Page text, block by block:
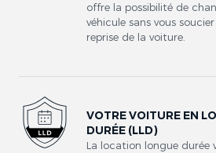
offre la possibilité de
véhicule sans vous
reprise de la voiture.
VOTRE VOITURE EN
DURÉE (LLD)
La location longue durée